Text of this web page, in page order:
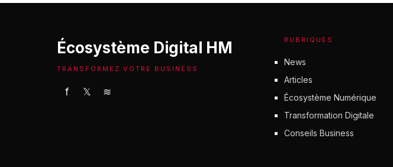
Écosystème Digital HM
TRANSFORMEZ VOTRE BUSINESS
f 𝕏 ≋
RUBRIQUES
News
Articles
Écosystème Numérique
Transformation Digitale
Conseils Business